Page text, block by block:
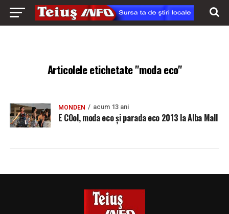
Articolele etichetate "moda eco"
MONDEN acum 13 ani
E COol, moda eco şi parada eco 2013 la Alba Mall